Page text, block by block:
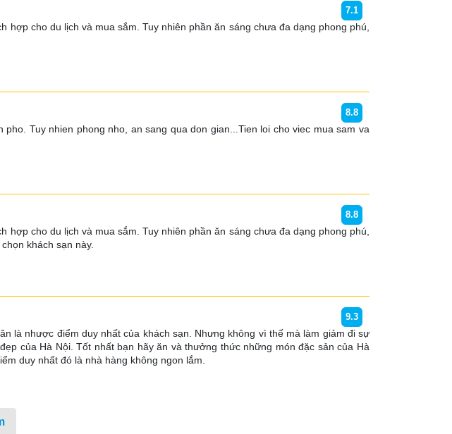
7.1
hợp cho du lịch và mua sắm. Tuy nhiên phần ăn sáng chưa đa dạng phong phú,
8.8
Tuy nhien phong nho, an sang qua don gian...Tien loi cho viec mua sam va
8.8
hợp cho du lịch và mua sắm. Tuy nhiên phần ăn sáng chưa đa dạng phong phú,
khách sạn này.
9.3
là nhược điểm duy nhất của khách sạn. Nhưng không vì thế mà làm giảm đi sự
của Hà Nội. Tốt nhất bạn hãy ăn và thưởng thức những món đặc sản của Hà
duy nhất đó là nhà hàng không ngon lắm.